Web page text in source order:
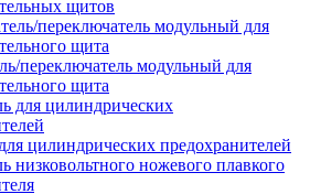
щитов
переключатель модульный для
щита
цилиндрических предохранителей